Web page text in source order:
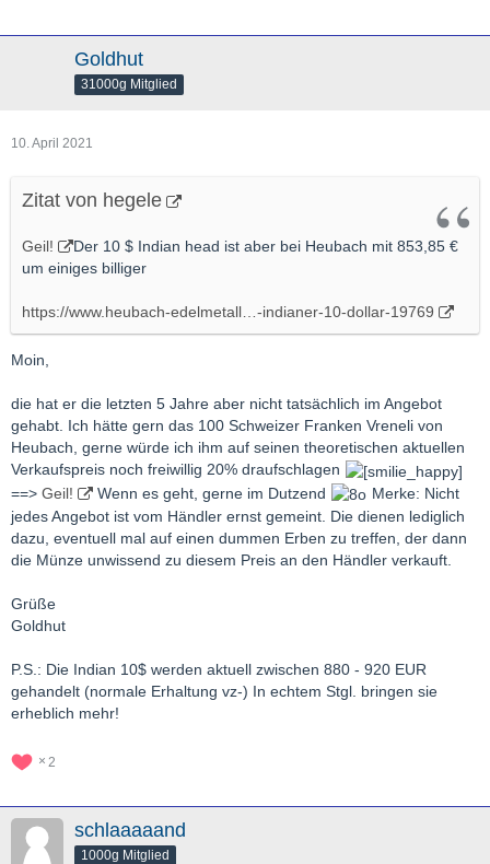
Goldhut
31000g Mitglied
10. April 2021
Zitat von hegele
Geil!
Der 10 $ Indian head ist aber bei Heubach mit 853,85 €
um einiges billiger
https://www.heubach-edelmetall…-indianer-10-dollar-19769
Moin,
die hat er die letzten 5 Jahre aber nicht tatsächlich im Angebot
gehabt. Ich hätte gern das 100 Schweizer Franken Vreneli von
Heubach, gerne würde ich ihm auf seinen theoretischen aktuellen
Verkaufspreis noch freiwillig 20% draufschlagen
==> Geil! Wenn es geht, gerne im Dutzend
Merke: Nicht
jedes Angebot ist vom Händler ernst gemeint. Die dienen lediglich
dazu, eventuell mal auf einen dummen Erben zu treffen, der dann
die Münze unwissend zu diesem Preis an den Händler verkauft.
Grüße
Goldhut
P.S.: Die Indian 10$ werden aktuell zwischen 880 - 920 EUR
gehandelt (normale Erhaltung vz-) In echtem Stgl. bringen sie
erheblich mehr!
2
schlaaaaand
1000g Mitglied